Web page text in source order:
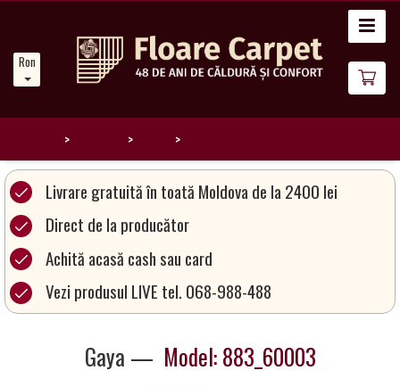
Romanian
Noutăți
Catalog
covoare
Magia
Covoarelor
Livrare gratuită în toată Moldova de la 2400 lei
Direct de la producător
Achită acasă cash sau card
Vezi produsul LIVE tel. 068-988-488
Gaya — Model: 883_60003